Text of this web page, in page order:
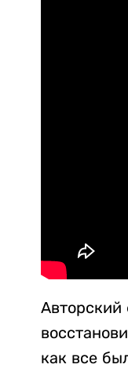
Авторский
как все